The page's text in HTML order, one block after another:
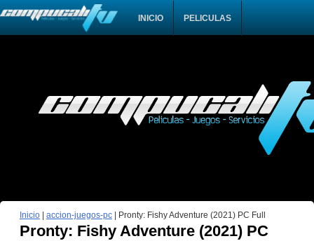
INICIO PELICULAS
Inicio| accion-juegos-pc| Pronty: Fishy Adventure (2021) PC Full
Pronty: Fishy Adventure (2021) PC